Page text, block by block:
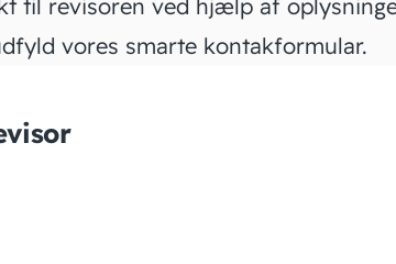
til revisoren ved hjælp af
vores smarte kontakformular.